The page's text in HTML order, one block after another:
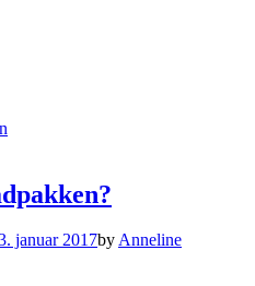
januar 2017byAnneline